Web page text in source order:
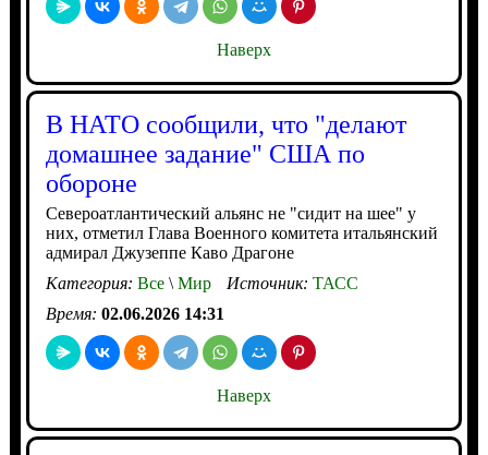
Наверх
В НАТО сообщили, что "делают
домашнее задание" США по
обороне
Североатлантический альянс не "сидит на шее" у
них, отметил Глава Военного комитета итальянский
адмирал Джузеппе Каво Драгоне
Категория: Все\Мир Источник: ТАСС
Время: 02.06.2026 14:31
Наверх